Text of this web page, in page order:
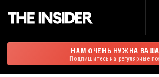
НАМ ОЧЕНЬ НУЖНА
Подпишитесь на регулярные